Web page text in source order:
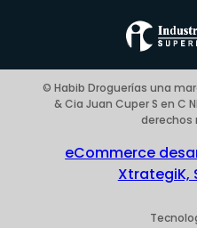
Términos
Preguntas
Politica
© Habib Droguerías una
& Cia Juan Cuper S en C
derechos
eCommerce
XtrategiK,